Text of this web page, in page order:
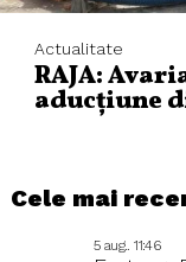
Actualitate
RAJA:
aducțiune
Cele mai
5 aug.. 11:46